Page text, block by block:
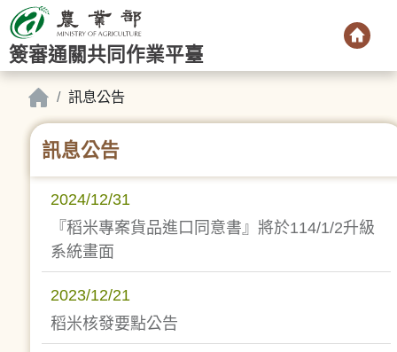
簽審通關共同作業平臺
訊息公告
訊息公告
2024/12/31
『稻米專案貨品進口同意書』將於114/1/2升級
系統畫面
2023/12/21
稻米核發要點公告